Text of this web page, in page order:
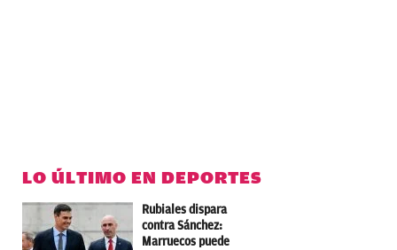
LO ÚLTIMO EN DEPORTES
Rubiales dispara
contra Sánchez:
Marruecos puede